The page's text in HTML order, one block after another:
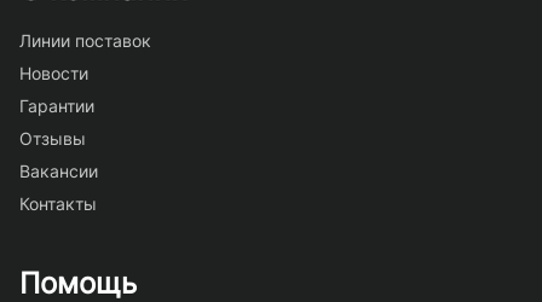
Линии поставок
Новости
Гарантии
Отзывы
Вакансии
Контакты
Помощь